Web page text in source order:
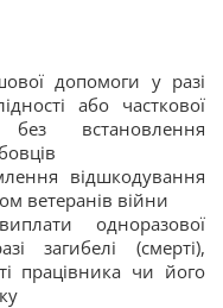
допомоги у разі
або часткової
без встановлення
відшкодування
ветеранів війни
одноразової
загибелі (смерті),
працівника чи його